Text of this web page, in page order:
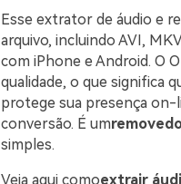
Esse extrator de áudio e
arquivo, incluindo AVI,
com iPhone e Android. O
qualidade, o que significa
protege sua presença on-
conversão. É um
simples.
Veja aqui comoextrair